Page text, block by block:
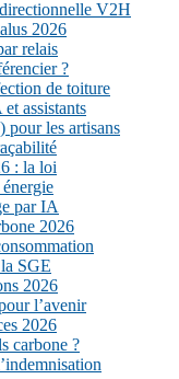
V2H
2026
relais
?
de toiture
assistants
pour les artisans
: la loi
par IA
2026
SGE
2026
l’avenir
2026
carbone ?